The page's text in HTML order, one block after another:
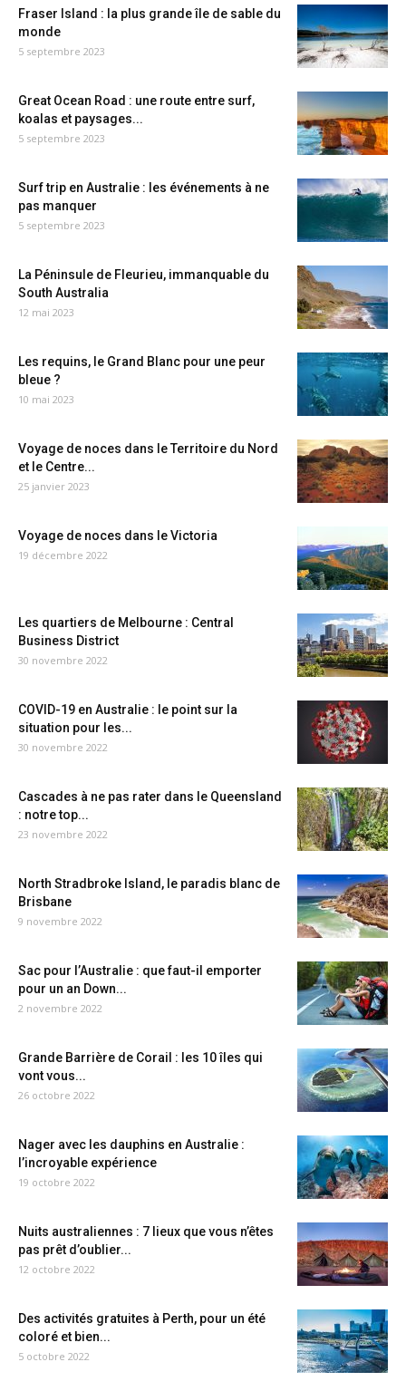
Fraser Island : la plus grande île de sable du
monde
5 septembre 2023
Great Ocean Road : une route entre surf,
koalas et paysages...
5 septembre 2023
Surf trip en Australie : les événements à ne
pas manquer
5 septembre 2023
La Péninsule de Fleurieu, immanquable du
South Australia
12 mai 2023
Les requins, le Grand Blanc pour une peur
bleue ?
10 mai 2023
Voyage de noces dans le Territoire du Nord
et le Centre...
25 janvier 2023
Voyage de noces dans le Victoria
19 décembre 2022
Les quartiers de Melbourne : Central
Business District
30 novembre 2022
COVID-19 en Australie : le point sur la
situation pour les...
30 novembre 2022
Cascades à ne pas rater dans le Queensland
: notre top...
23 novembre 2022
North Stradbroke Island, le paradis blanc de
Brisbane
9 novembre 2022
Sac pour l’Australie : que faut-il emporter
pour un an Down...
2 novembre 2022
Grande Barrière de Corail : les 10 îles qui
vont vous...
26 octobre 2022
Nager avec les dauphins en Australie :
l’incroyable expérience
19 octobre 2022
Nuits australiennes : 7 lieux que vous n’êtes
pas prêt d’oublier...
12 octobre 2022
Des activités gratuites à Perth, pour un été
coloré et bien...
5 octobre 2022